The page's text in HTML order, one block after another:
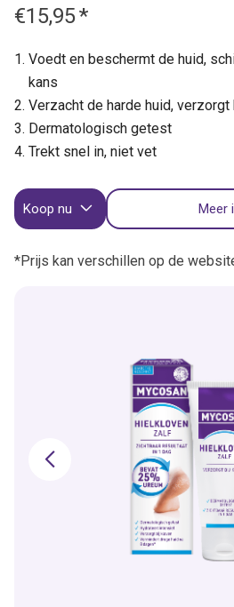
€15,95*
Voedt en beschermt de huid,
kans
Verzacht de harde huid,
Dermatologisch getest
Trekt snel in, niet vet
Koop nu Meer
*Prijs kan verschillen op de